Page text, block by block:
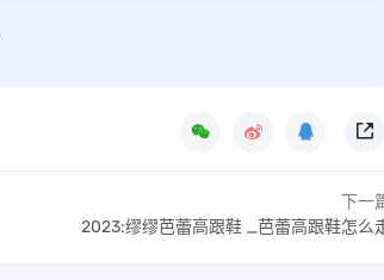
下一
2023:缪缪芭蕾高跟鞋 _芭蕾高跟鞋怎么